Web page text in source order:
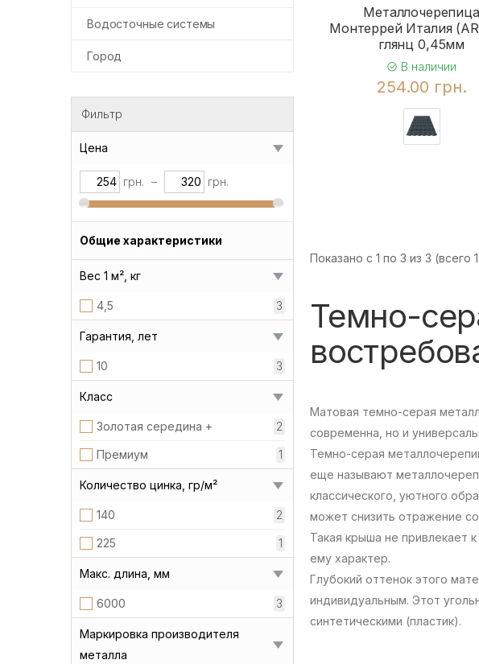
Водосточные системы
Город
Фильтр
Цена
грн. – грн.
Общие характеристики
Вес 1 м², кг
4,5 3
Гарантия, лет
10 3
Класс
Золотая середина + 2
Премиум 1
Количество цинка, гр/м²
140 2
225 1
Макс. длина, мм
6000 3
Маркировка производителя
металла
Металлочерепица
Монтеррей Италия
глянц 0,45мм
В наличии
254.00 грн.
Показано с 1 по 3 из 3 (всего
Темно-
Матовая темно-серая
современна, но и
Темно-серая
еще называют
классического, уютного
может снизить отражение
Такая крыша не привлекает
ему характер.
Глубокий оттенок этого
индивидуальным. Этот
синтетическими (пластик).